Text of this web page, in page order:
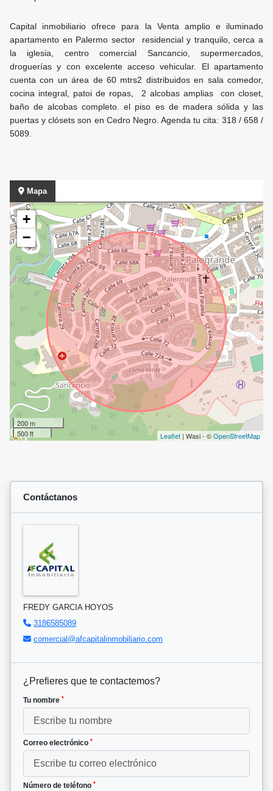
Capital inmobiliario ofrece para la Venta amplio e iluminado
apartamento en Palermo sector residencial y tranquilo, cerca a
la iglesia, centro comercial Sancancio, supermercados,
droguerías y con excelente acceso vehicular. El apartamento
cuenta con un área de 60 mtrs2 distribuidos en sala comedor,
cocina integral, patoi de ropas, 2 alcobas amplias con closet,
baño de alcobas completo. el piso es de madera sólida y las
puertas y clósets son en Cedro Negro. Agenda tu cita: 318 / 658 /
5089.
Mapa
+
−
200 m
500 ft
Leaflet | Wasi - ©OpenStreetMap
Contáctanos
FREDY GARCIA HOYOS
3186585089
comercial@afcapitalinmobiliario.com
¿Prefieres que te contactemos?
Tu nombre *
Correo electrónico *
Número de teléfono *